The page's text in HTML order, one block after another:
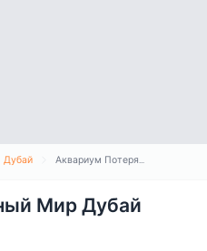
Дубай Аквариум Потерянный Мир Дубай
Мир Дубай